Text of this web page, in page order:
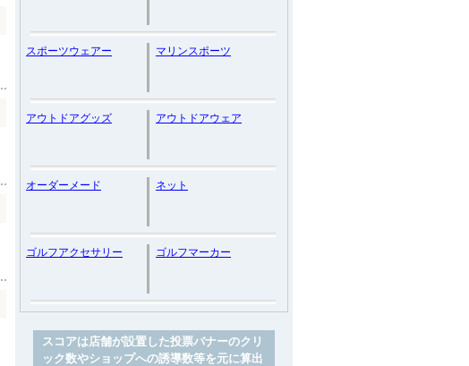
スポーツウェアー マリンスポーツ
アウトドアグッズ アウトドアウェア
オーダーメード ネット
ゴルフアクセサリー ゴルフマーカー
スコアは店舗が設置した投票バナーのクリ
ック数やショップへの誘導数等を元に算出